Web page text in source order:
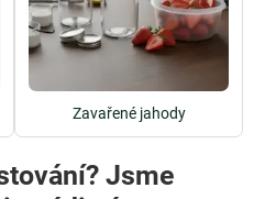
Zavařené jahody
Jsme